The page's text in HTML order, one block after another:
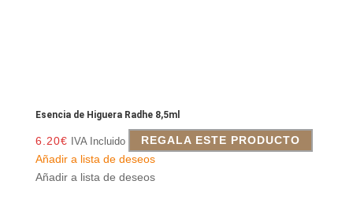
Esencia de Higuera Radhe 8,5ml
6.20€ IVA Incluido
REGALA ESTE PRODUCTO
Añadir a lista de deseos
Añadir a lista de deseos